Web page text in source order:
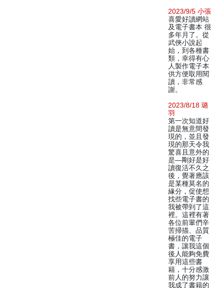
2023/9/5 小張
喜愛好讀網站
及電子書本 很
多年月了。從
武俠小說起
始，到各種書
類，幸得有心
人製作電子本
供方便取用閱
讀，非常感
謝。
2023/8/18 璐
羽
第一次知道好
讀是無意間發
現的，並且發
現的那天令我
驚喜且意外的
是—剛好是好
讀復活不久之
後，覺著應該
是某種莫名的
緣分，促使想
找些電子書的
我被帶到了這
裡。這裡有著
各位前輩們辛
苦掃描、品質
極佳的電子
書，讓我這個
後人能夠免費
享用這些書
籍，十分感激
前人的努力讓
我成了書籍的